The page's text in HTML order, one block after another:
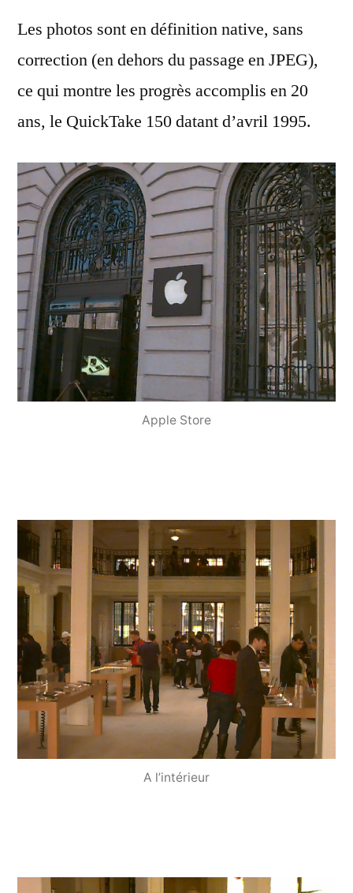
Les photos sont en définition native, sans
correction (en dehors du passage en JPEG),
ce qui montre les progrès accomplis en 20
ans, le QuickTake 150 datant d’avril 1995.
Apple Store
A l’intérieur